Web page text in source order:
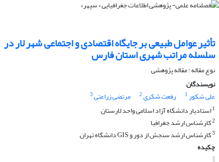
تأثیر عوامل طبیعى بر جایگاه اقتصادى و اجتماعى شهر لار در
سلسله مراتب شهرى استان فارس
نوع مقاله : مقاله پژوهشی
نویسندگان
علی شکور1 رفعت شکری2 مرتضی زراعتی3
1استادیار دانشگاه آزاد اسلامى واحد لارستان
2کارشناس ارشد جغرافیا
3کارشناس ارشد سنجش از دور و GIS دانشگاه تهران
چکیده